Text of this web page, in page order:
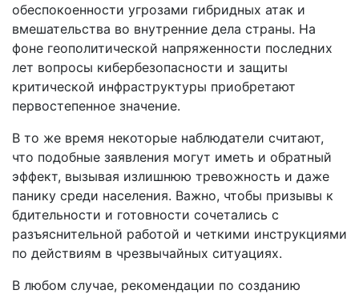
обеспокоенности угрозами гибридных атак и
вмешательства во внутренние дела страны. На
фоне геополитической напряженности последних
лет вопросы кибербезопасности и защиты
критической инфраструктуры приобретают
первостепенное значение.
В то же время некоторые наблюдатели считают,
что подобные заявления могут иметь и обратный
эффект, вызывая излишнюю тревожность и даже
панику среди населения. Важно, чтобы призывы к
бдительности и готовности сочетались с
разъяснительной работой и четкими инструкциями
по действиям в чрезвычайных ситуациях.
В любом случае, рекомендации по созданию